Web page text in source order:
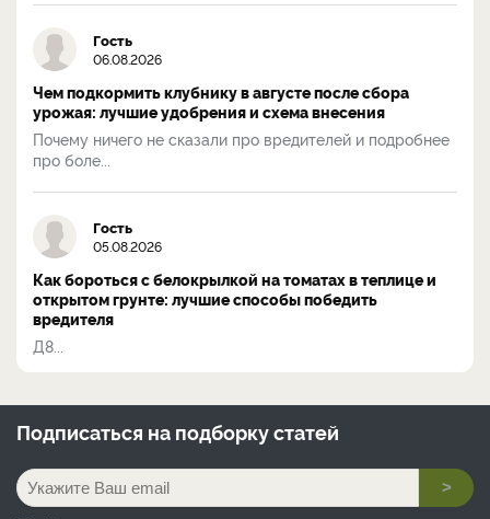
Гость
06.08.2026
Чем подкормить клубнику в августе после сбора
урожая: лучшие удобрения и схема внесения
Почему ничего не сказали про вредителей и подробнее
про боле...
Гость
05.08.2026
Как бороться с белокрылкой на томатах в теплице и
открытом грунте: лучшие способы победить
вредителя
Д8...
Подписаться на подборку статей
>